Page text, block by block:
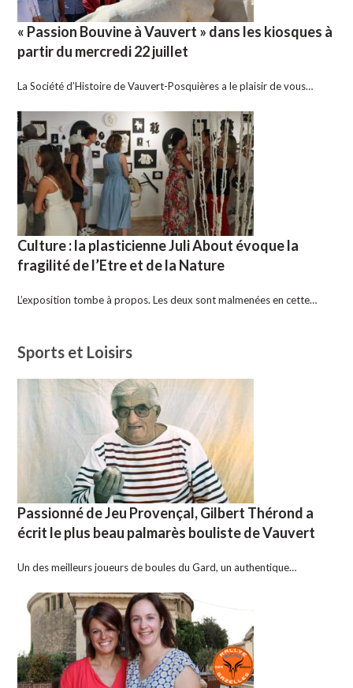
« Passion Bouvine à Vauvert » dans les kiosques à
partir du mercredi 22 juillet
La Société d’Histoire de Vauvert-Posquières a le plaisir de vous…
Culture : la plasticienne Juli About évoque la
fragilité de l’Etre et de la Nature
L’exposition tombe à propos. Les deux sont malmenées en cette…
Sports et Loisirs
Passionné de Jeu Provençal, Gilbert Thérond a
écrit le plus beau palmarès bouliste de Vauvert
Un des meilleurs joueurs de boules du Gard, un authentique…